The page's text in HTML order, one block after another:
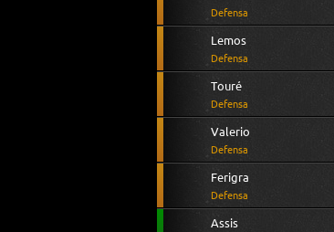
Defensa
Lemos
Defensa
Touré
Defensa
Valerio
Defensa
Ferigra
Defensa
Assis